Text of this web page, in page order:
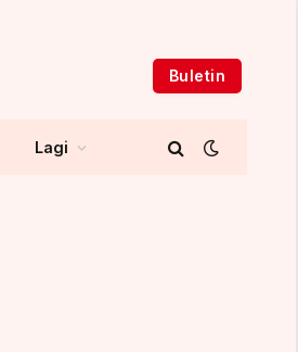
Buletin
Lagi